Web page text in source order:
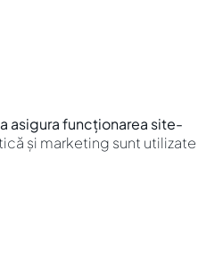
asigura funcționarea site-
și marketing sunt utilizate